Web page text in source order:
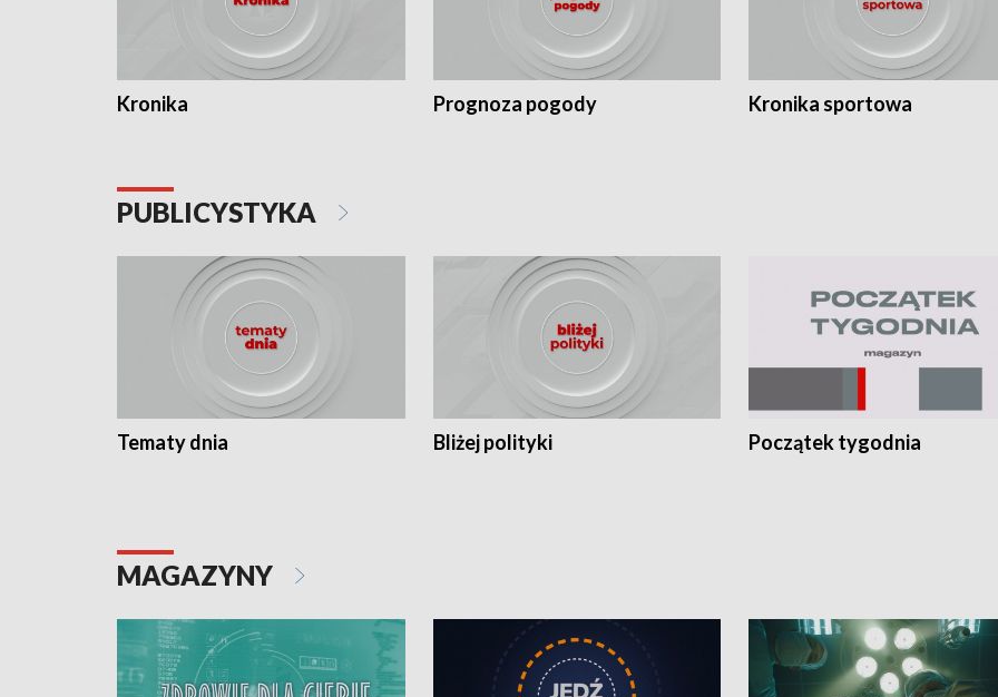
Kronika Prognoza pogody Kronika sportowa
PUBLICYSTYKA
Tematy dnia Bliżej polityki Początek tygodnia
MAGAZYNY